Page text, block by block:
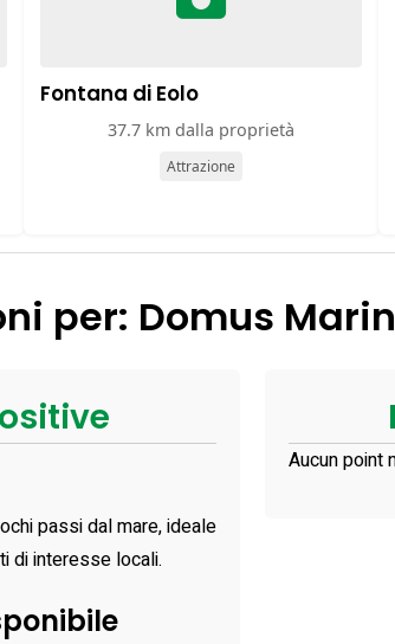
Fontana di Eolo
37.7 km dalla proprietà
Attrazione
per: Domus
passi dal mare, ideale
di interesse locali.
Aucun point